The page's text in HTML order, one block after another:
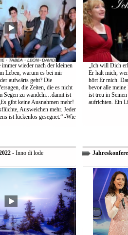
wieder nach der kleinen
Leben, warum es bei mir
aufwärts geht? Die
die Zeiten, die es nicht
Segen zu wandeln…damit ist
gibt keine Ausnahmen mehr!
Ausweichen mehr. Jeder
ist lückenlos gesegnet.“ -Wie
„Ich will Dich
Er hält mich,
hört Er mich.
bevor alle
ist treu in
aufrichten. Ein
- Inno di lode